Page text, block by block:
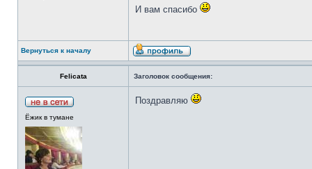
И вам спасибо
Вернуться к началу
Felicata Заголовок сообщения:
Ёжик в тумане
Поздравляю